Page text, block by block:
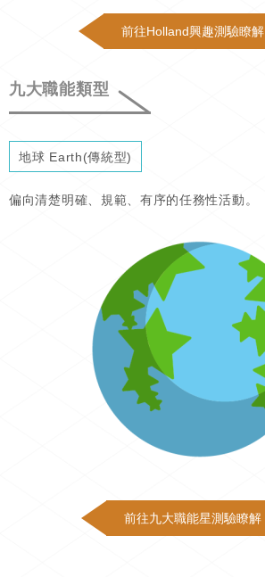
前往Holland興趣測驗瞭解
九大職能類型
地球 Earth(傳統型)
偏向清楚明確、規範、有序的任務性活動。
前往九大職能星測驗瞭解